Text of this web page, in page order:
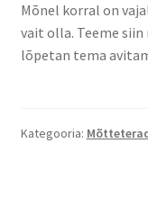
Mõnel korral on
vait olla. Teeme
lõpetan tema
Kategooria: